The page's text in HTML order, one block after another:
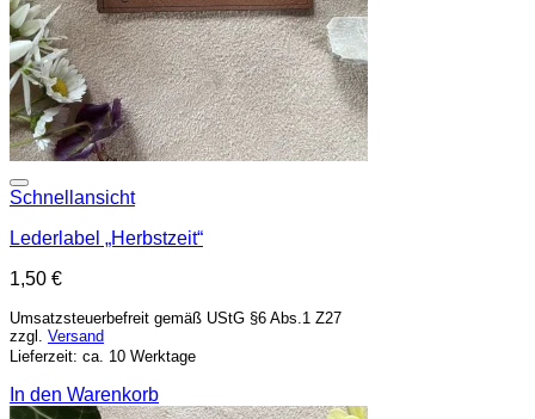
Schnellansicht
Lederlabel „Herbstzeit“
1,50 €
Umsatzsteuerbefreit gemäß UStG §6 Abs.1 Z27
zzgl. Versand
Lieferzeit: ca. 10 Werktage
In den Warenkorb